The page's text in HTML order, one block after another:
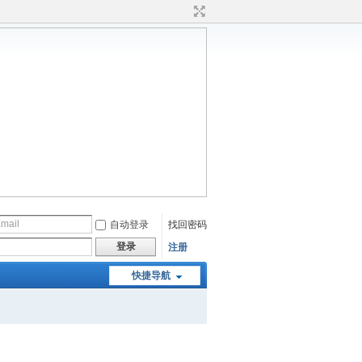
自动登录
找回密码
登录
注册
快捷导航